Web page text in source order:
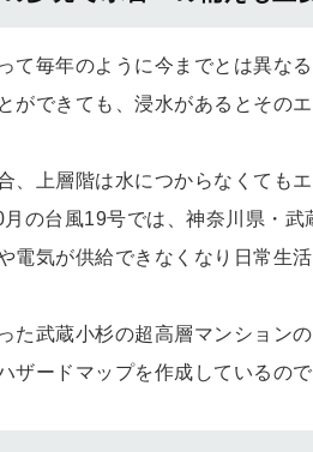
て毎年のように今までとは異な
ができても、浸水があるとその
、上層階は水につからなくても
の台風19号では、神奈川県・
電気が供給できなくなり日常生
た武蔵小杉の超高層マンション
ザードマップを作成しているの